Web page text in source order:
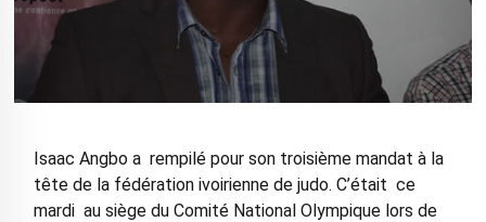
Isaac Angbo a rempilé pour son troisième mandat à la
tête de la fédération ivoirienne de judo. C’était ce
mardi au siège du Comité National Olympique lors de